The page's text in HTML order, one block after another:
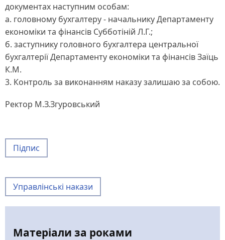
документах наступним особам:
а. головному бухгалтеру - начальнику Департаменту
економіки та фінансів Субботіній Л.Г.;
б. заступнику головного бухгалтера центральної
бухгалтерії Департаменту економіки та фінансів Заїць
К.М.
3. Контроль за виконанням наказу залишаю за собою.
Ректор М.З.Згуровський
Підпис
Управлінські накази
Матеріали за роками